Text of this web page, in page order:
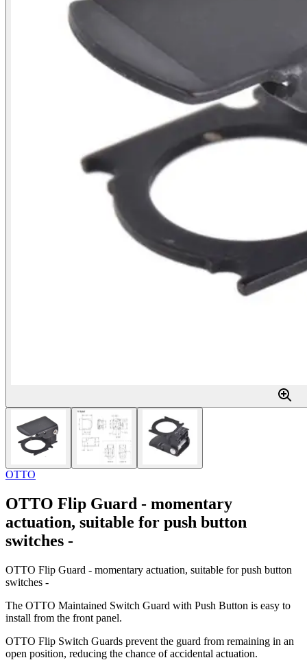
OTTO
OTTO Flip Guard - momentary
actuation, suitable for push button
switches -
OTTO Flip Guard - momentary actuation, suitable for push button
switches -
The OTTO Maintained Switch Guard with Push Button is easy to
install from the front panel.
OTTO Flip Switch Guards prevent the guard from remaining in an
open position, reducing the chance of accidental actuation.